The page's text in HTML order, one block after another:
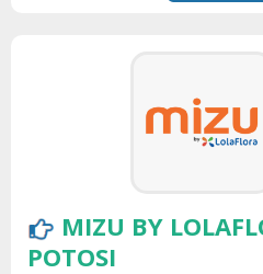
MIZU BY
POTOSI